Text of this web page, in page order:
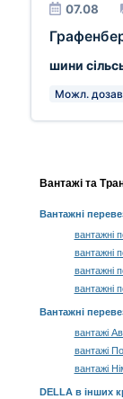
07.08
шини
Можл.
Вантажі та
Вантажні
вантажні
вантажні
вантажні
вантажні
Вантажні
вантажі
вантажі
вантажі
DELLA в інших